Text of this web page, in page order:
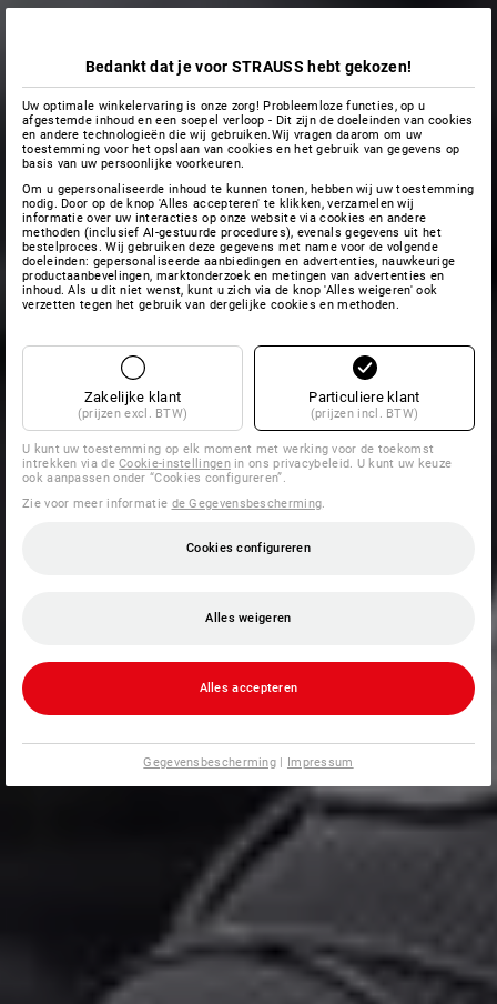
Bedankt dat je voor STRAUSS hebt gekozen!
Uw optimale winkelervaring is onze zorg! Probleemloze functies, op u
afgestemde inhoud en een soepel verloop - Dit zijn de doeleinden van cookies
en andere technologieën die wij gebruiken.Wij vragen daarom om uw
toestemming voor het opslaan van cookies en het gebruik van gegevens op
basis van uw persoonlijke voorkeuren.
Om u gepersonaliseerde inhoud te kunnen tonen, hebben wij uw toestemming
nodig. Door op de knop 'Alles accepteren' te klikken, verzamelen wij
informatie over uw interacties op onze website via cookies en andere
methoden (inclusief AI-gestuurde procedures), evenals gegevens uit het
bestelproces. Wij gebruiken deze gegevens met name voor de volgende
doeleinden: gepersonaliseerde aanbiedingen en advertenties, nauwkeurige
productaanbevelingen, marktonderzoek en metingen van advertenties en
inhoud. Als u dit niet wenst, kunt u zich via de knop 'Alles weigeren' ook
verzetten tegen het gebruik van dergelijke cookies en methoden.
Zakelijke klant
(prijzen excl. BTW)
Particuliere klant
(prijzen incl. BTW)
U kunt uw toestemming op elk moment met werking voor de toekomst
intrekken via deCookie-instellingenin ons privacybeleid. U kunt uw keuze
ook aanpassen onder “Cookies configureren”.
Zie voor meer informatie de Gegevensbescherming
Cookies configureren
Alles weigeren
Alles accepteren
Gegevensbescherming | Impressum